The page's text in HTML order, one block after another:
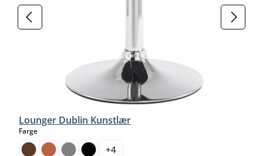
Lounger Dublin Kunstlær
Fargeselect
+4